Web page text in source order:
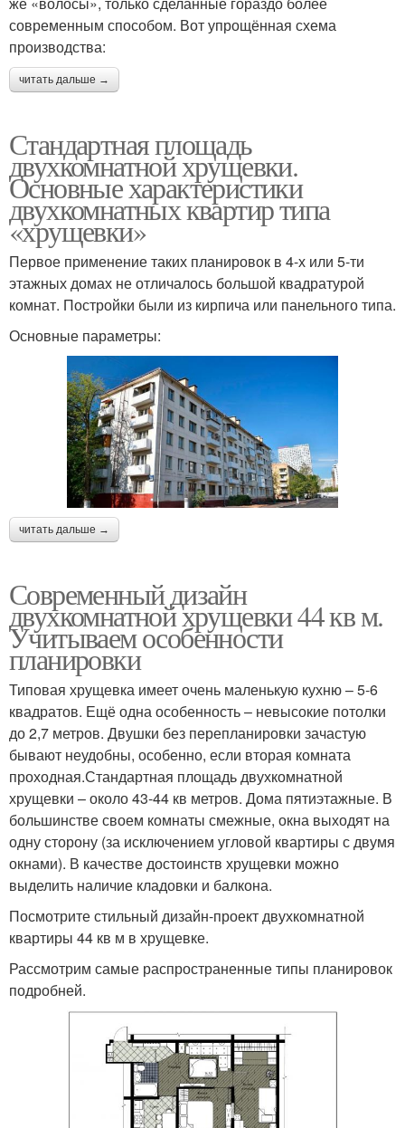
современным способом. Вот упрощённая схема
производства:
читать дальше →
Стандартная площадь
двухкомнатной хрущевки.
Основные характеристики
двухкомнатных квартир типа
«хрущевки»
Первое применение таких планировок в 4-х или 5-ти
этажных домах не отличалось большой квадратурой
комнат. Постройки были из кирпича или панельного типа.
Основные параметры:
читать дальше →
Современный дизайн
двухкомнатной хрущевки 44 кв м.
Учитываем особенности
планировки
Типовая хрущевка имеет очень маленькую кухню – 5-6
квадратов. Ещё одна особенность – невысокие потолки
до 2,7 метров. Двушки без перепланировки зачастую
бывают неудобны, особенно, если вторая комната
проходная.Стандартная площадь двухкомнатной
хрущевки – около 43-44 кв метров. Дома пятиэтажные. В
большинстве своем комнаты смежные, окна выходят на
одну сторону (за исключением угловой квартиры с двумя
окнами). В качестве достоинств хрущевки можно
выделить наличие кладовки и балкона.
Посмотрите стильный дизайн-проект двухкомнатной
квартиры 44 кв м в хрущевке.
Рассмотрим самые распространенные типы планировок
подробней.